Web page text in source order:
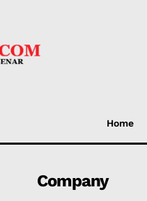
Home
Company